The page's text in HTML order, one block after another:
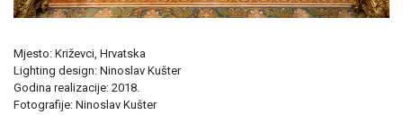
Mjesto: Križevci, Hrvatska
Lighting design: Ninoslav Kušter
Godina realizacije: 2018.
Fotografije: Ninoslav Kušter